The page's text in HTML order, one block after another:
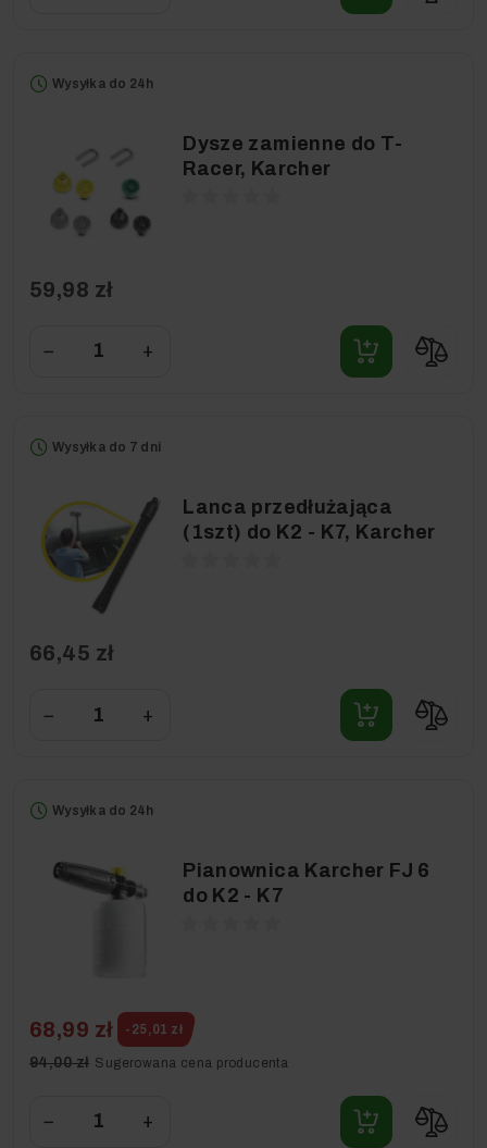
Wysyłka do 24h
Dysze zamienne do T-
Racer, Karcher
59,98 zł
− +
Wysyłka do 7 dni
Lanca przedłużająca
(1szt) do K2 - K7, Karcher
66,45 zł
− +
Wysyłka do 24h
Pianownica Karcher FJ 6
do K2 - K7
68,99 zł -25,01 zł
94,00 zł Sugerowana cena producenta
− +